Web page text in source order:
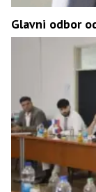
Glavni odbor